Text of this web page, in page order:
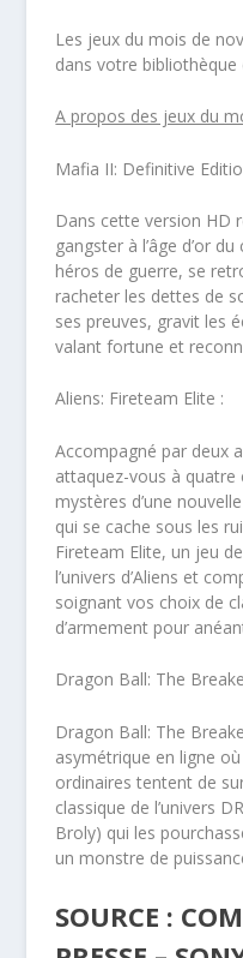
Les jeux du mois de
dans votre
A propos des jeux du
Mafia II: Definitive
Dans cette version HD
gangster à l’âge d’or
héros de guerre, se
racheter les dettes de
ses preuves, gravit les
valant fortune et
Aliens: Fireteam Elite :
Accompagné par deux
attaquez-vous à quatre
mystères d’une
qui se cache sous les
Fireteam Elite, un jeu
l’univers d’Aliens et
soignant vos choix de
d’armement pour
Dragon Ball: The
Dragon Ball: The
asymétrique en ligne
ordinaires tentent de
classique de l’univers
Broly) qui les
un monstre de
SOURCE :